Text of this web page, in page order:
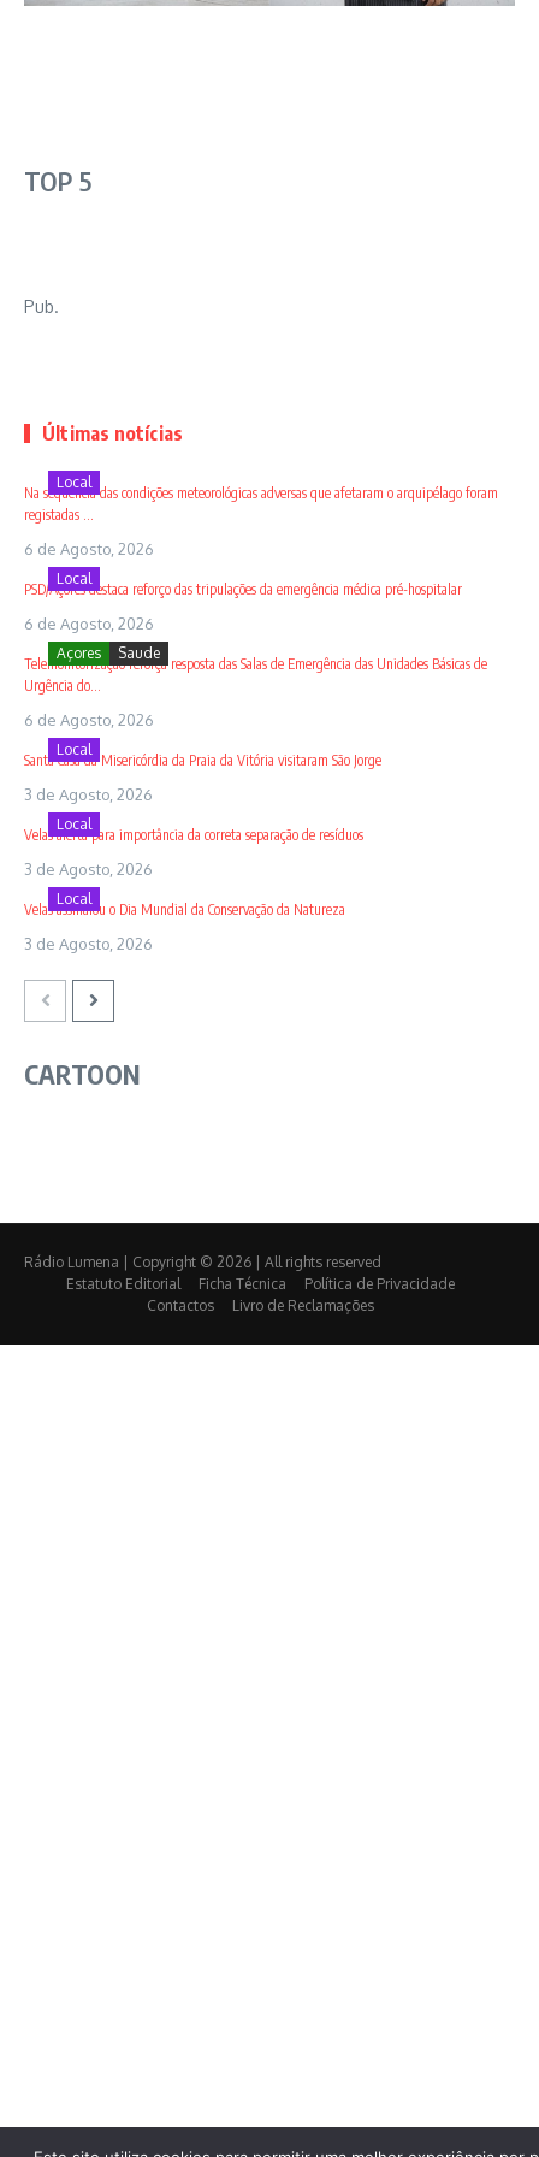
TOP 5
Pub.
Últimas notícias
Local
Na sequência das condições meteorológicas adversas que afetaram o arquipélago foram
registadas ...
6 de Agosto, 2026
Local
PSD/Açores destaca reforço das tripulações da emergência médica pré-hospitalar
6 de Agosto, 2026
Açores Saude
Telemonitorização reforça resposta das Salas de Emergência das Unidades Básicas de
Urgência do...
6 de Agosto, 2026
Local
Santa Casa da Misericórdia da Praia da Vitória visitaram São Jorge
3 de Agosto, 2026
Local
Velas alerta para importância da correta separação de resíduos
3 de Agosto, 2026
Local
Velas assinalou o Dia Mundial da Conservação da Natureza
3 de Agosto, 2026
CARTOON
Rádio Lumena | Copyright © 2026 | All rights reserved
Estatuto Editorial
Ficha Técnica
Política de Privacidade
Contactos
Livro de Reclamações